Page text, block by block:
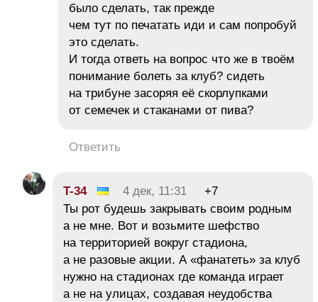
было сделать, так прежде
чем тут по печатать иди и сам попробуй
это сделать.
И тогда ответь на вопрос что же в твоём
понимание болеть за клуб? сидеть
на трибуне засоряя её скорлупками
от семечек и стаканами от пива?
Ответить
T-34 4 дек, 11:31
+7
Ты рот будешь закрывать своим родным
а не мне. Вот и возьмите шефство
на территорией вокруг стадиона,
а не разовые акции. А «фанатеть» за клуб
нужно на стадионах где команда играет
а не на улицах, создавая неудобства